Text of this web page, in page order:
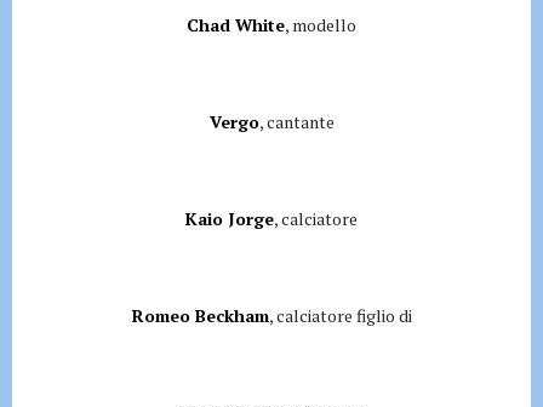
Chad White, modello
Vergo, cantante
Kaio Jorge, calciatore
Romeo Beckham, calciatore figlio di